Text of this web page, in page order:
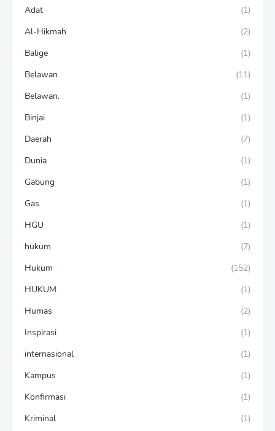
Adat
(1)
Al-Hikmah
(2)
Balige
(1)
Belawan
(11)
Belawan.
(1)
Binjai
(1)
Daerah
(7)
Dunia
(1)
Gabung
(1)
Gas
(1)
HGU
(1)
hukum
(7)
Hukum
(152)
HUKUM
(1)
Humas
(2)
Inspirasi
(1)
internasional
(1)
Kampus
(1)
Konfirmasi
(1)
Kriminal
(1)